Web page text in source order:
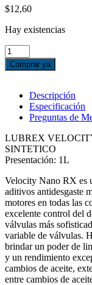
$12,60
Hay existencias
LUBREX
VELOCITY
NANO
10W30
SN/CF
SEMI-
1L
cantidad
Comprar ya
Descripción
Especificación
Preguntas de
LUBREX
SINTETICO
Presentación: 1L
Velocity Nano RX es
aditivos antidesgaste
motores en todas las
excelente control del
válvulas más
variable de válvulas.
brindar un poder de
y un rendimiento
cambios de aceite,
entre cambios de